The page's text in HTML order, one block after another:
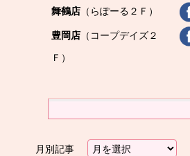
舞鶴店 （らぽーる２Ｆ）
豊岡店 （コープデイズ２
Ｆ）
月別記事